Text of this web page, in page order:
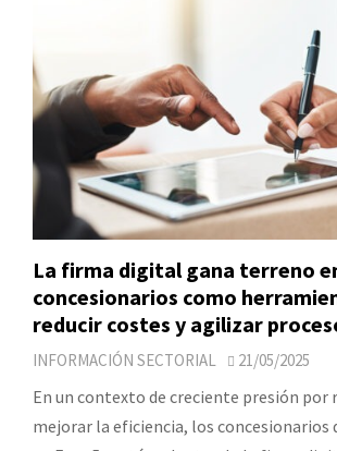
La firma digital gana terreno
concesionarios como
reducir costes y agilizar
INFORMACIÓN SECTORIAL 21/05/2025
En un contexto de creciente presión por
mejorar la eficiencia, los concesionarios